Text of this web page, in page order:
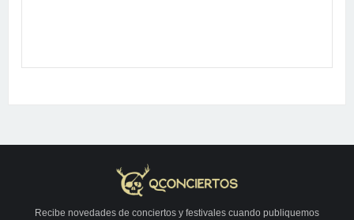
Recibe novedades de conciertos y festivales cuando publiquemos